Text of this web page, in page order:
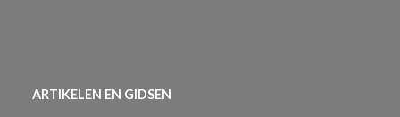
ARTIKELEN EN GIDSEN